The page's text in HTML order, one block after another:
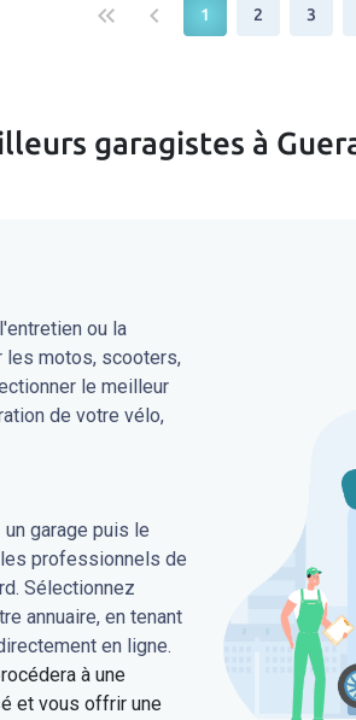
keyboard_double_arrow_left keyboard_arrow_left 1 2 3
garagistes à
ou la
les motos, scooters,
le meilleur
de votre vélo,
garage puis le
professionnels de
Sélectionnez
annuaire, en tenant
en ligne.
à une
et vous offrir une